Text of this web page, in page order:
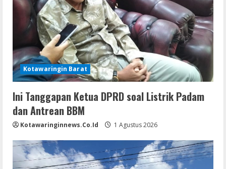
Kotawaringin Barat
Ini Tanggapan Ketua DPRD soal Listrik Padam
dan Antrean BBM
Kotawaringinnews.co.id 1 Agustus 2026